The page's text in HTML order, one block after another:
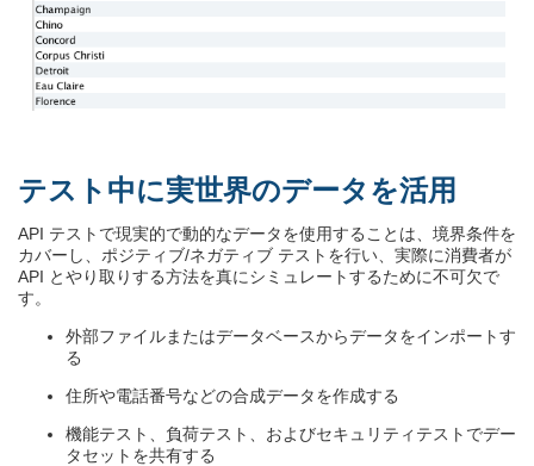
テスト中に実世界のデータを活用
API テストで現実的で動的なデータを使用することは、境界条件を
カバーし、ポジティブ/ネガティブ テストを行い、実際に消費者が
API とやり取りする方法を真にシミュレートするために不可欠で
す。
外部ファイルまたはデータベースからデータをインポートす
る
住所や電話番号などの合成データを作成する
機能テスト、負荷テスト、およびセキュリティテストでデー
タセットを共有する